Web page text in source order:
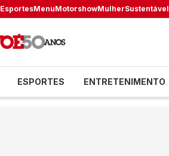
EsportesMenuMotorshowMulherSustentável
ESPORTES ENTRETENIMENTO